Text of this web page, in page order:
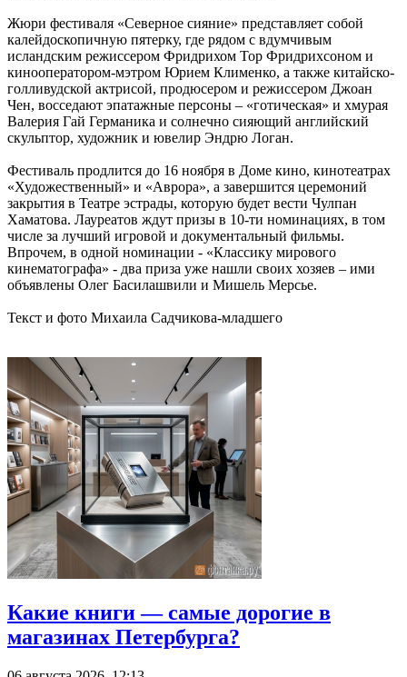
Жюри фестиваля «Северное сияние» представляет собой
калейдоскопичную пятерку, где рядом с вдумчивым
исландским режиссером Фридрихом Тор Фридрихсоном и
кинооператором-мэтром Юрием Клименко, а также китайско-
голливудской актрисой, продюсером и режиссером Джоан
Чен, восседают эпатажные персоны – «готическая» и хмурая
Валерия Гай Германика и солнечно сияющий английский
скульптор, художник и ювелир Эндрю Логан.
Фестиваль продлится до 16 ноября в Доме кино, кинотеатрах
«Художественный» и «Аврора», а завершится церемоний
закрытия в Театре эстрады, которую будет вести Чулпан
Хаматова. Лауреатов ждут призы в 10-ти номинациях, в том
числе за лучший игровой и документальный фильмы.
Впрочем, в одной номинации - «Классику мирового
кинематографа» - два приза уже нашли своих хозяев – ими
объявлены Олег Басилашвили и Мишель Мерсье.
Текст и фото Михаила Садчикова-младшего
Какие книги — самые дорогие в
магазинах Петербурга?